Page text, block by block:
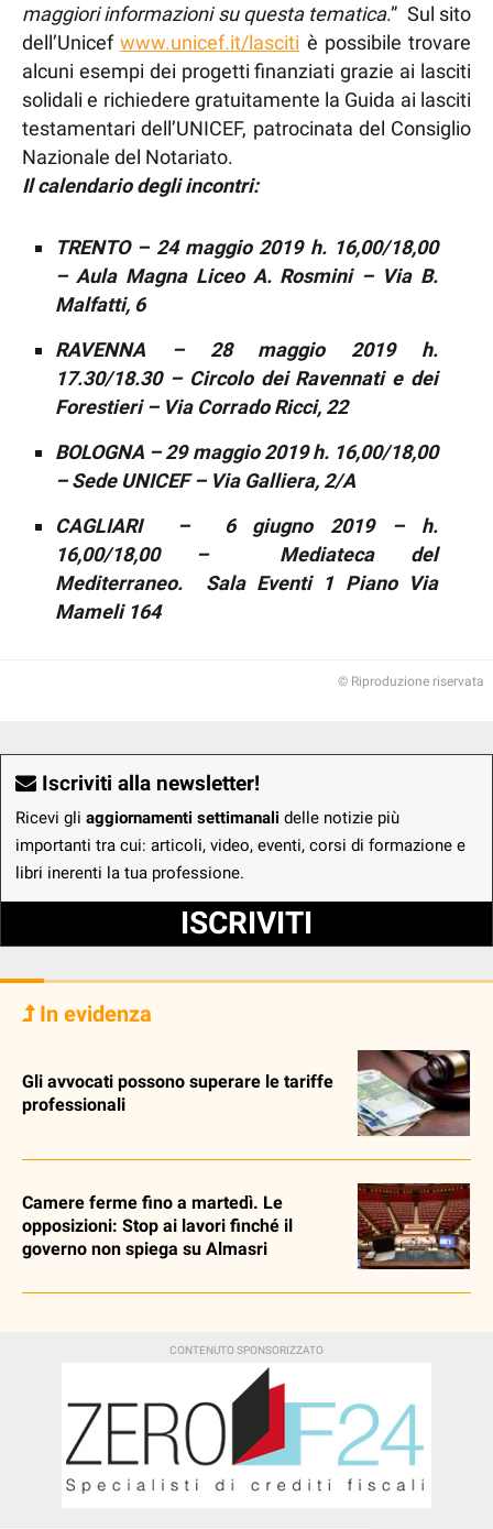
maggiori informazioni su questa tematica.” Sul sito
dell’Unicefwww.unicef.it/lasciti è possibile trovare
alcuni esempi dei progetti finanziati grazie ai lasciti
solidali e richiedere gratuitamente la Guida ai lasciti
testamentari dell’UNICEF, patrocinata del Consiglio
Nazionale del Notariato.
Il calendario degli incontri:
TRENTO – 24 maggio 2019 h. 16,00/18,00
– Aula Magna Liceo A. Rosmini – Via B.
Malfatti, 6
RAVENNA – 28 maggio 2019 h.
17.30/18.30 – Circolo dei Ravennati e dei
Forestieri – Via Corrado Ricci, 22
BOLOGNA – 29 maggio 2019 h. 16,00/18,00
– Sede UNICEF – Via Galliera, 2/A
CAGLIARI – 6 giugno 2019 – h.
16,00/18,00 – Mediateca del
Mediterraneo. Sala Eventi 1 Piano Via
Mameli 164
© Riproduzione riservata
Iscriviti alla newsletter!
Ricevi gli aggiornamenti settimanali delle notizie più
importanti tra cui: articoli, video, eventi, corsi di formazione e
libri inerenti la tua professione.
ISCRIVITI
In evidenza
Gli avvocati possono superare le tariffe
professionali
Camere ferme fino a martedì. Le
opposizioni: Stop ai lavori finché il
governo non spiega su Almasri